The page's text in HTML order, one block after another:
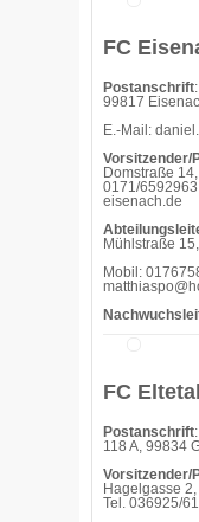
FC
Postanschrift
99817
E.-Mail:
Vorsitzender/
Domstraße
0171/
eisenach.de
Mühlstraße
Mobil:
FC
Postanschrift
118 A, 99834
Vorsitzender/
Hagelgasse
Tel. 036925/